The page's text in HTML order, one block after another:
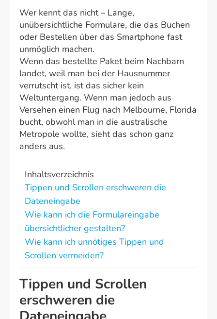
Wer kennt das nicht – Lange,
unübersichtliche Formulare, die das Buchen
oder Bestellen über das Smartphone fast
unmöglich machen.
Wenn das bestellte Paket beim Nachbarn
landet, weil man bei der Hausnummer
verrutscht ist, ist das sicher kein
Weltuntergang. Wenn man jedoch aus
Versehen einen Flug nach Melbourne, Florida
bucht, obwohl man in die australische
Metropole wollte, sieht das schon ganz
anders aus.
Inhaltsverzeichnis
Tippen und Scrollen erschweren die
Dateneingabe
Wie kann ich die Formulareingabe
übersichtlicher gestalten?
Wie kann ich unnötiges Tippen und
Scrollen vermeiden?
Tippen und Scrollen
erschweren die